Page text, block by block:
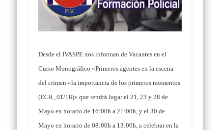
Desde el IVASPE nos informan de Vacantes en el
Curso Monográfico «Primeros agentes en la escena
del crimen «la importancia de los primeros momentos
(ECR_01/18)» que tendrá lugar el 21, 23 y 28 de
Mayo en horario de 16:00h a 21:00h, y el 30 de
Mayo en horario de 08:00h a 13:00h, a celebrar en la